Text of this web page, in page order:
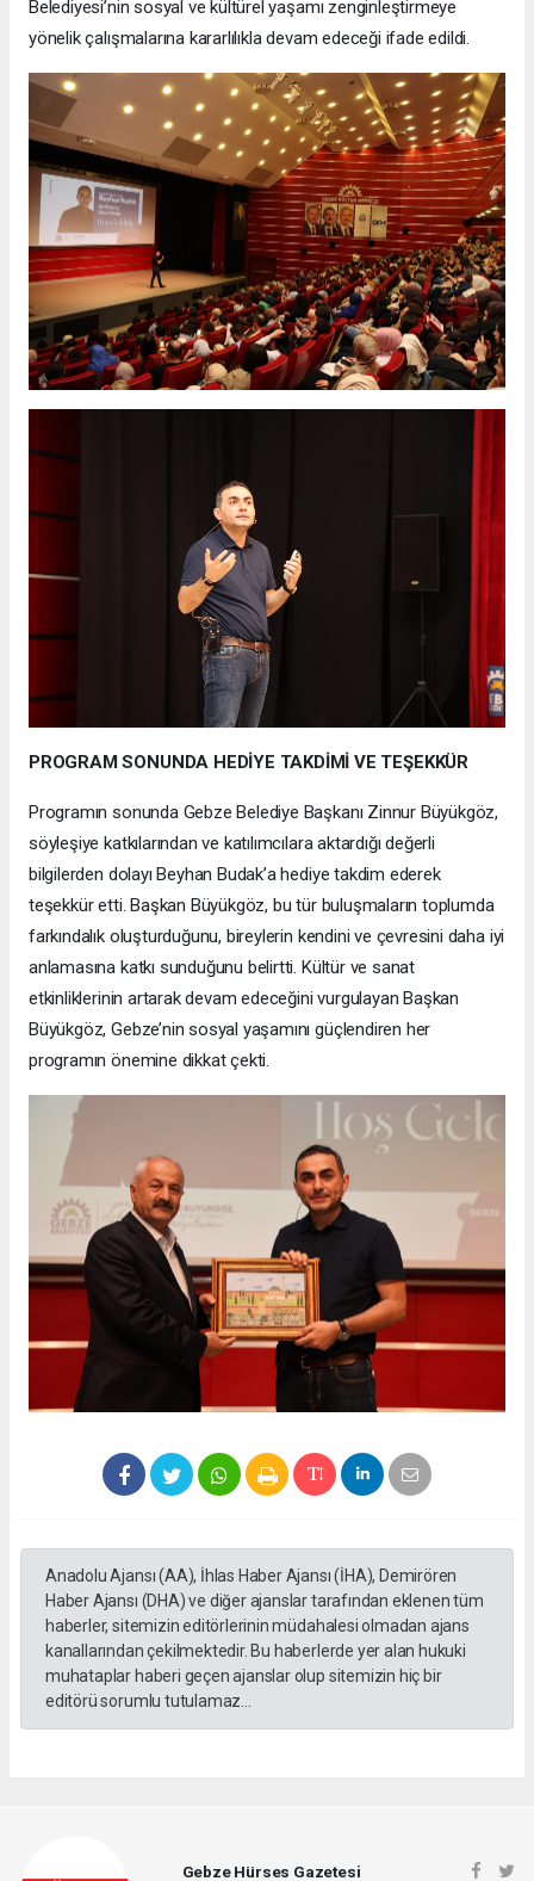
Belediyesi’nin sosyal ve kültürel yaşamı zenginleştirmeye
yönelik çalışmalarına kararlılıkla devam edeceği ifade edildi.
PROGRAM SONUNDA HEDİYE TAKDİMİ VE TEŞEKKÜR
Programın sonunda Gebze Belediye Başkanı Zinnur Büyükgöz,
söyleşiye katkılarından ve katılımcılara aktardığı değerli
bilgilerden dolayı Beyhan Budak’a hediye takdim ederek
teşekkür etti. Başkan Büyükgöz, bu tür buluşmaların toplumda
farkındalık oluşturduğunu, bireylerin kendini ve çevresini daha iyi
anlamasına katkı sunduğunu belirtti. Kültür ve sanat
etkinliklerinin artarak devam edeceğini vurgulayan Başkan
Büyükgöz, Gebze’nin sosyal yaşamını güçlendiren her
programın önemine dikkat çekti.
Anadolu Ajansı (AA), İhlas Haber Ajansı (İHA), Demirören
Haber Ajansı (DHA) ve diğer ajanslar tarafından eklenen tüm
haberler, sitemizin editörlerinin müdahalesi olmadan ajans
kanallarından çekilmektedir. Bu haberlerde yer alan hukuki
muhataplar haberi geçen ajanslar olup sitemizin hiç bir
editörü sorumlu tutulamaz...
Gebze Hürses Gazetesi